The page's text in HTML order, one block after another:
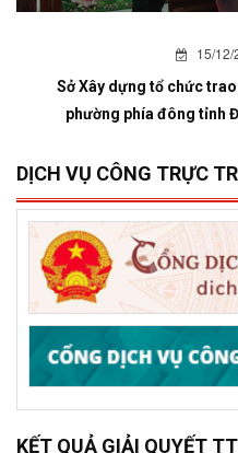
15/12/
Sở Xây dựng tổ chức
phường phía đông tỉnh
DỊCH VỤ CÔNG TRỰC
KẾT QUẢ GIẢI QUYẾT